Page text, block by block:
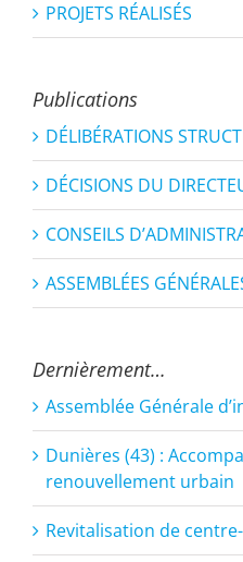
PROJETS RÉALISÉS
Publications
DÉLIBÉRATIONS
DÉCISIONS DU
CONSEILS
ASSEMBLÉES
Dernièrement…
Assemblée Générale
Dunières (43) :
renouvellement urbain
Revitalisation de